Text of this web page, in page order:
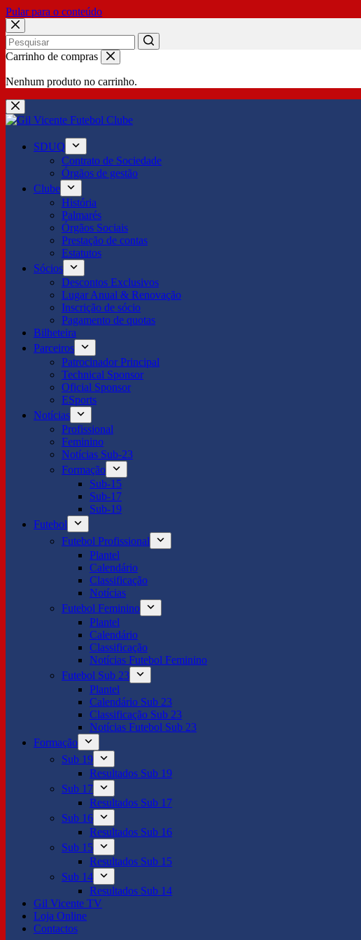
Pular para o conteúdo
No
Carrinho de compras
Nenhum produto no carrinho.
SDUQ
Contrato de Sociedade
Órgãos de gestão
Clube
História
Palmarés
Órgãos Sociais
Prestação de contas
Estatutos
Sócios
Descontos Exclusivos
Lugar Anual & Renovação
Inscrição de sócio
Pagamento de quotas
Bilheteira
Parceiros
Patrocinador Principal
Technical Sponsor
Oficial Sponsor
ESports
Notícias
Profissional
Feminino
Notícias Sub-23
Formação
Sub-15
Sub-17
Sub-19
Futebol
Futebol Profissional
Plantel
Calendário
Classificação
Notícias
Futebol Feminino
Plantel
Calendário
Classificação
Notícias Futebol Feminino
Futebol Sub 23
Plantel
Calendário Sub 23
Classificação Sub 23
Notícias Futebol Sub 23
Formação
Sub 19
Resultados Sub 19
Sub 17
Resultados Sub 17
Sub 16
Resultados Sub 16
Sub 15
Resultados Sub 15
Sub 14
Resultados Sub 14
Gil Vicente TV
Loja Online
Contactos